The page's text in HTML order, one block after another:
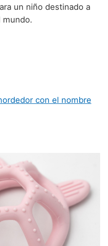
un niño destinado a
mundo.
con el nombre